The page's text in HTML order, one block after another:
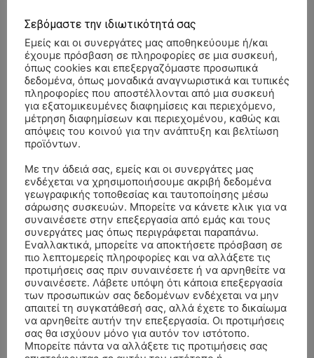
- Advertisment -
Σεβόμαστε την ιδιωτικότητά σας
Εμείς και οι συνεργάτες μας αποθηκεύουμε ή/και
έχουμε πρόσβαση σε πληροφορίες σε μια συσκευή,
όπως cookies και επεξεργαζόμαστε προσωπικά
δεδομένα, όπως μοναδικά αναγνωριστικά και τυπικές
πληροφορίες που αποστέλλονται από μια συσκευή
για εξατομικευμένες διαφημίσεις και περιεχόμενο,
μέτρηση διαφημίσεων και περιεχομένου, καθώς και
απόψεις του κοινού για την ανάπτυξη και βελτίωση
προϊόντων.
Με την άδειά σας, εμείς και οι συνεργάτες μας
ενδέχεται να χρησιμοποιήσουμε ακριβή δεδομένα
γεωγραφικής τοποθεσίας και ταυτοποίησης μέσω
σάρωσης συσκευών. Μπορείτε να κάνετε κλικ για να
συναινέσετε στην επεξεργασία από εμάς και τους
συνεργάτες μας όπως περιγράφεται παραπάνω.
Εναλλακτικά, μπορείτε να αποκτήσετε πρόσβαση σε
πιο λεπτομερείς πληροφορίες και να αλλάξετε τις
προτιμήσεις σας πριν συναινέσετε ή να αρνηθείτε να
συναινέσετε. Λάβετε υπόψη ότι κάποια επεξεργασία
των προσωπικών σας δεδομένων ενδέχεται να μην
απαιτεί τη συγκατάθεσή σας, αλλά έχετε το δικαίωμα
να αρνηθείτε αυτήν την επεξεργασία. Οι προτιμήσεις
σας θα ισχύουν μόνο για αυτόν τον ιστότοπο.
Μπορείτε πάντα να αλλάξετε τις προτιμήσεις σας